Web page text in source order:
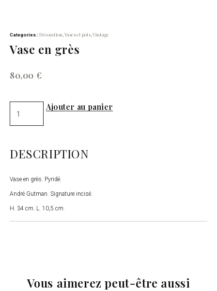
Categories : Décoration Vases et pots Vintage
Vase en grès
80,00 €
Ajouter au panier
DESCRIPTION
Vase en grès. Pyridé.
André Gutman. Signature incisé.
H. 34 cm. L. 10,5 cm.
Vous aimerez peut-être aussi